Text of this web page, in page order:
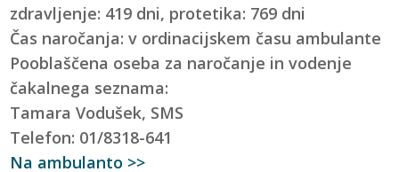
zdravljenje: 419 dni, protetika: 769 dni
Čas naročanja: v ordinacijskem času ambulante
Pooblaščena oseba za naročanje in vodenje
čakalnega seznama:
Tamara Vodušek, SMS
Telefon: 01/8318-641
Na ambulanto >>